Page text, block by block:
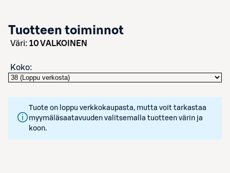
Tuotteen toiminnot
väri: 10 VALKOINEN
Koko:
Tuote on loppu verkkokaupasta, mutta voit tarkastaa
myymäläsaatavuuden valitsemalla tuotteen värin ja
koon.